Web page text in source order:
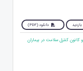
دانلود (PDF)
کنترل سلامت در بیماران